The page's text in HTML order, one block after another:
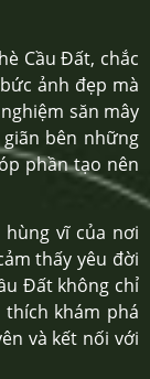
Cầu Đất, chắc
ảnh đẹp mà
săn mây
bên những
phần tạo nên
vĩ của nơi
thấy yêu đời
Đất không chỉ
khám phá
và kết nối với